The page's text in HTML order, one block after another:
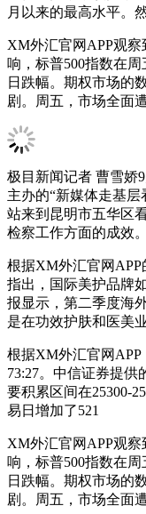
月以来的最高水平。
XM外汇官网APP观
响，标普500指数在
日跌幅。期权市场的
剧。周五，市场全面
极目新闻记者 曹雪娇
主办的“新媒体走基
站来到昆明市五华区
检察工作方面的成效
根据XM外汇官网
指出，国际美护品牌
报显示，第二季度海
是在功效护肤和医美
根据XM外汇官网
73:27。中信证券提
要积累区间在25300-
易日增加了521
XM外汇官网APP观
响，标普500指数在
日跌幅。期权市场的
剧。周五，市场全面